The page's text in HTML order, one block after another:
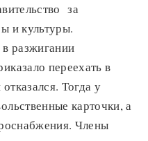
за
и культуры.
разжигании
переехать в
Тогда у
карточки, а
Члены